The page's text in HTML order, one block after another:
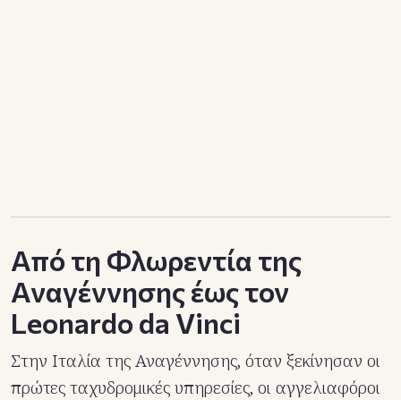
Από τη Φλωρεντία της
Αναγέννησης έως τον
Leonardo da Vinci
Στην Ιταλία της Αναγέννησης, όταν ξεκίνησαν οι
πρώτες ταχυδρομικές υπηρεσίες, οι αγγελιαφόροι